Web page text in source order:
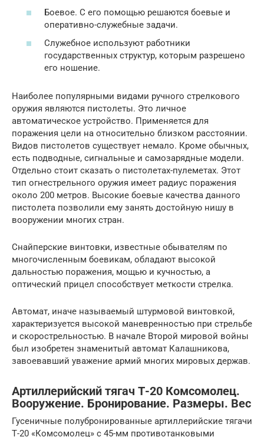
Боевое. С его помощью решаются боевые и
оперативно-служебные задачи.
Служебное используют работники
государственных структур, которым разрешено
его ношение.
Наиболее популярными видами ручного стрелкового
оружия являются пистолеты. Это личное
автоматическое устройство. Применяется для
поражения цели на относительно близком расстоянии.
Видов пистолетов существует немало. Кроме обычных,
есть подводные, сигнальные и самозарядные модели.
Отдельно стоит сказать о пистолетах-пулеметах. Этот
тип огнестрельного оружия имеет радиус поражения
около 200 метров. Высокие боевые качества данного
пистолета позволили ему занять достойную нишу в
вооружении многих стран.
Снайперские винтовки, известные обывателям по
многочисленным боевикам, обладают высокой
дальностью поражения, мощью и кучностью, а
оптический прицел способствует меткости стрелка.
Автомат, иначе называемый штурмовой винтовкой,
характеризуется высокой маневренностью при стрельбе
и скорострельностью. В начале Второй мировой войны
был изобретен знаменитый автомат Калашникова,
завоевавший уважение армий многих мировых держав.
Артиллерийский тягач Т-20 Комсомолец.
Вооружение. Бронирование. Размеры. Вес
Гусеничные полубронированные артиллерийские тягачи
Т-20 «Комсомолец» с 45-мм противотанковыми